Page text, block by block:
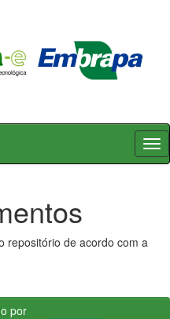
repositório de acordo com a
por